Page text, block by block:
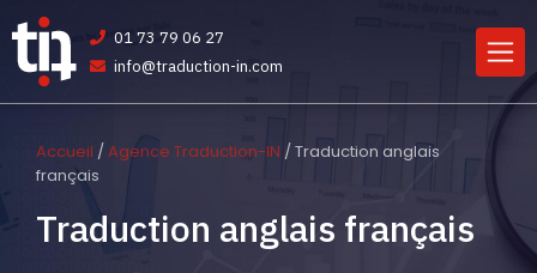
01 73 79 06 27
info@traduction-in.com
Accueil /Agence Traduction-IN / Traduction anglais
français
Traduction anglais français